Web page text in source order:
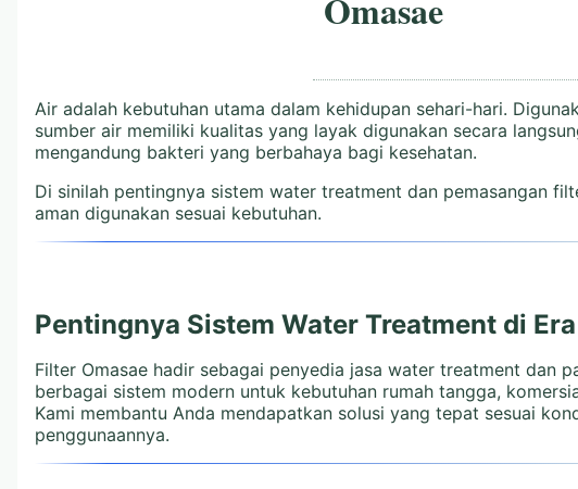
Air adalah kebutuhan utama dalam kehidupan sehari-hari.
sumber air memiliki kualitas yang layak digunakan secara
mengandung bakteri yang berbahaya bagi kesehatan.
Di sinilah pentingnya sistem water treatment dan pemasangan
aman digunakan sesuai kebutuhan.
Pentingnya Sistem Water Treatment di
Filter Omasae hadir sebagai penyedia jasa water treatment dan
berbagai sistem modern untuk kebutuhan rumah tangga,
Kami membantu Anda mendapatkan solusi yang tepat sesuai
penggunaannya.